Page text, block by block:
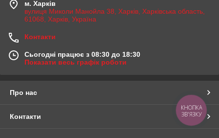
м. Харків
вулиця Миколи Манойла 38, Харків, Харківська область,
61068, Харків, Україна
Контакти
Сьогодні працює з 08:30 до 18:30
Показати весь графік роботи
Про нас
Контакти
КНОПКА
ЗВ'ЯЗКУ